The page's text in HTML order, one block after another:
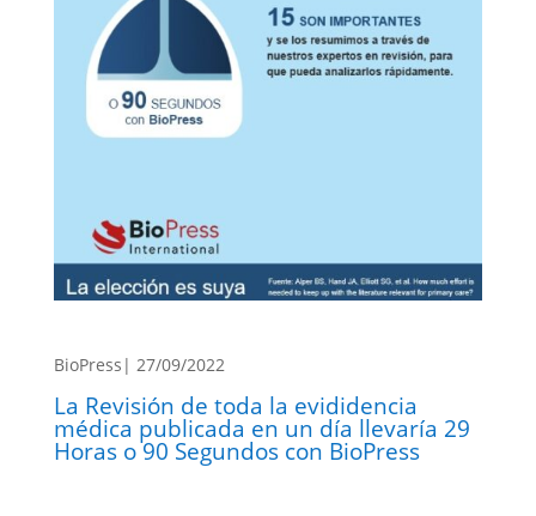
BioPress| 27/09/2022
La Revisión de toda la evididencia
médica publicada en un día llevaría 29
Horas o 90 Segundos con BioPress